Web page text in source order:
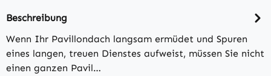
Beschreibung
Wenn Ihr Pavillondach langsam ermüdet und Spuren
eines langen, treuen Dienstes aufweist, müssen Sie nicht
einen ganzen Pavil…